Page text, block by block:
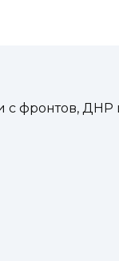
с фронтов,